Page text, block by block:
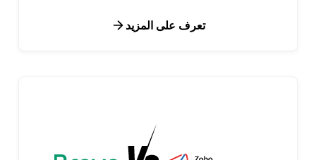
تعرف على المزيد